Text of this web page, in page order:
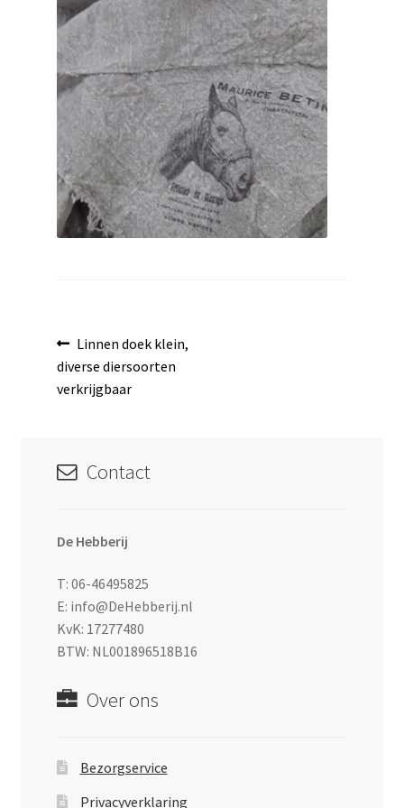
Bericht
navigatie
Vorig
bericht:
Linnen doek klein,
diverse diersoorten
verkrijgbaar
Contact
De Hebberij
T: 06-46495825
E: info@DeHebberij.nl
KvK: 17277480
BTW: NL001896518B16
Over ons
Bezorgservice
Privacyverklaring